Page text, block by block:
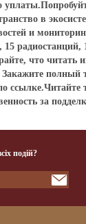
в
и
15 радиостанций,
что читать
полный
ссылке.Читайте
за
подій?